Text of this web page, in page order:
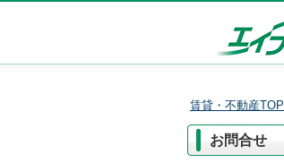
賃貸・不動産TOP
お問合せ